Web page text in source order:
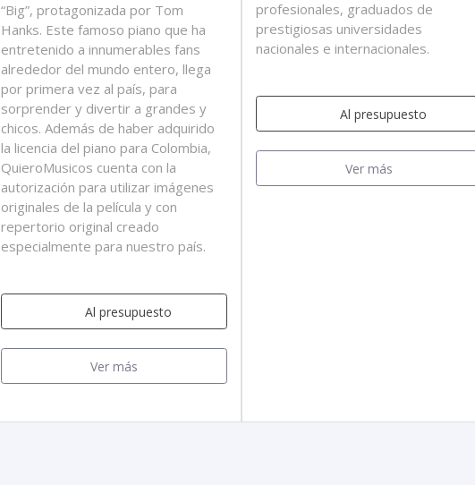
“Big”, protagonizada por Tom
Hanks. Este famoso piano que ha
entretenido a innumerables fans
alrededor del mundo entero, llega
por primera vez al país, para
sorprender y divertir a grandes y
chicos. Además de haber adquirido
la licencia del piano para Colombia,
QuieroMusicos cuenta con la
autorización para utilizar imágenes
originales de la película y con
repertorio original creado
especialmente para nuestro país.
Al presupuesto
Ver más
profesionales, graduados de
prestigiosas universidades
nacionales e internacionales.
Al presupuesto
Ver más